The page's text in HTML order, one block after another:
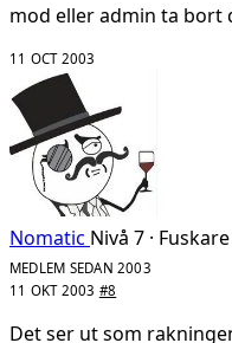
mod eller admin ta bort
11 OCT 2003
Nomatic Nivå 7 · Fuskare
MEDLEM SEDAN 2003
11 OKT 2003 #8
Det ser ut som